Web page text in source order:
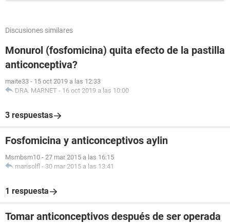
Discusiones similares
Monurol (fosfomicina) quita efecto de la pastilla
anticonceptiva?
maite33 - 15 oct 2019 a las 12:33
DRA. MARNET - 16 oct 2019 a las 10:00
3 respuestas
Fosfomicina y anticonceptivos aylin
Msmbsm10 - 27 mar 2015 a las 16:15
marisolfl - 30 mar 2015 a las 13:41
1 respuesta
Tomar anticonceptivos después de ser operada